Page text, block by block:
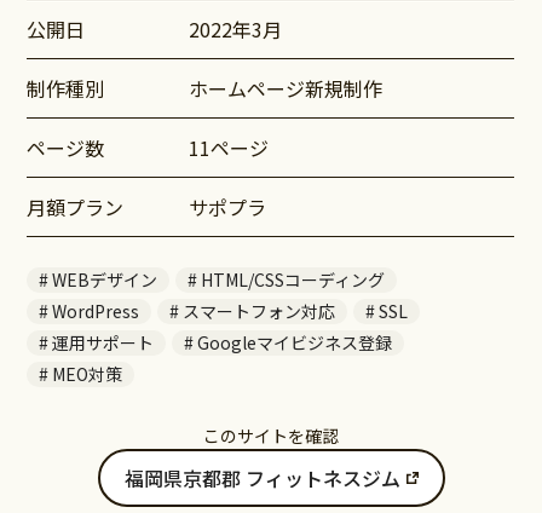
公開日 2022年3月
制作種別 ホームページ新規制作
ページ数 11ページ
月額プラン サポプラ
WEBデザイン
HTML/CSSコーディング
WordPress
スマートフォン対応
SSL
運用サポート
Googleマイビジネス登録
MEO対策
このサイトを確認
福岡県京都郡 フィットネスジム